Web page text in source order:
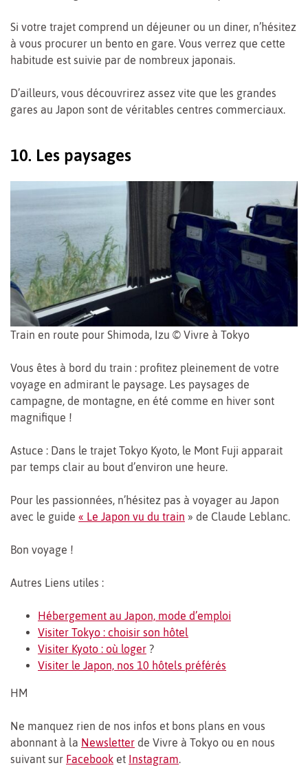
Si votre trajet comprend un déjeuner ou un diner, n’hésitez
à vous procurer un bento en gare. Vous verrez que cette
habitude est suivie par de nombreux japonais.
D’ailleurs, vous découvrirez assez vite que les grandes
gares au Japon sont de véritables centres commerciaux.
10. Les paysages
Train en route pour Shimoda, Izu © Vivre à Tokyo
Vous êtes à bord du train : profitez pleinement de votre
voyage en admirant le paysage. Les paysages de
campagne, de montagne, en été comme en hiver sont
magnifique !
Astuce : Dans le trajet Tokyo Kyoto, le Mont Fuji apparait
par temps clair au bout d’environ une heure.
Pour les passionnées, n’hésitez pas à voyager au Japon
avec le guide « Le Japon vu du train » de Claude Leblanc.
Bon voyage !
Autres Liens utiles :
Hébergement au Japon, mode d’emploi
Visiter Tokyo : choisir son hôtel
Visiter Kyoto : où loger ?
Visiter le Japon, nos 10 hôtels préférés
HM
Ne manquez rien de nos infos et bons plans en vous
abonnant à la Newsletter de Vivre à Tokyo ou en nous
suivant sur Facebook et Instagram.